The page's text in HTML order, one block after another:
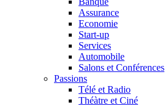
Assurance
Economie
Start-up
Services
Automobile
Salons et Conférences
Passions
Télé et Radio
Théàtre et Ciné